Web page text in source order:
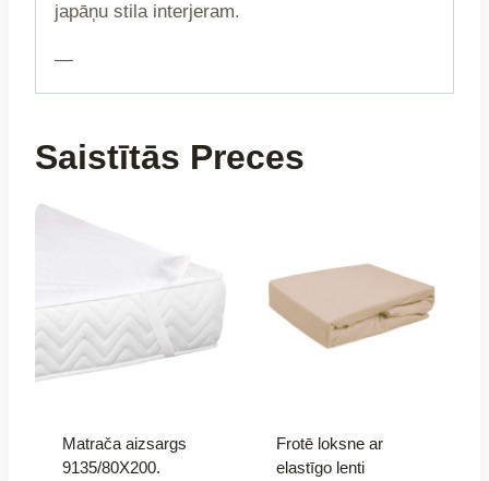
japāņu stila interjeram.
—
Saistītās Preces
Matrača aizsargs
9135/80X200.
Frotē loksne ar
elastīgo lenti